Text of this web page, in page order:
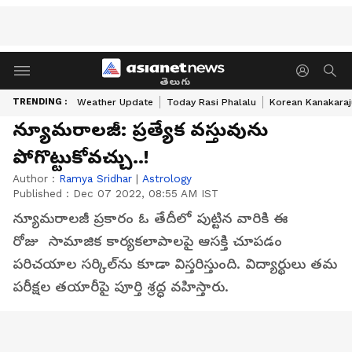
తెలుగు
TRENDING : Weather Update Today Rasi Phalalu Korean
న్యూమరాలజీ: ప్రత్యేక వస్తువును
పోగొట్టుకోవచ్చు..!
Author : Ramya Sridhar | Astrology
Published : Dec 07 2022, 08:55 AM IST
న్యూమరాలజీ ప్రకారం ఓ తేదీలో పుట్టిన వారికి ఈ
రోజు సామాజిక కార్యకలాపాలపై ఆసక్తి చూపడం
పరిచయాల సర్కిల్‌ను కూడా విస్తరిస్తుంది. విద్యార్థులు తమ
పరీక్షల తయారీపై పూర్తి శ్రద్ధ వహిస్తారు.